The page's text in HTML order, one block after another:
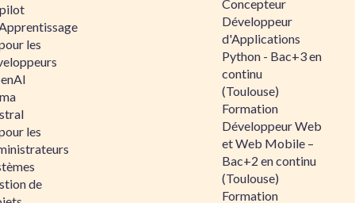
les
les
de
Concepteur
Développeur
d'Applications
Python - Bac+3 en
continu
(Toulouse)
Formation
Développeur Web
et Web Mobile –
Bac+2 en continu
(Toulouse)
Formation